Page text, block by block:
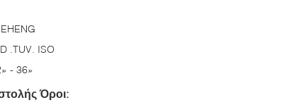
.TUV. ISO
- 36»
Όροι: